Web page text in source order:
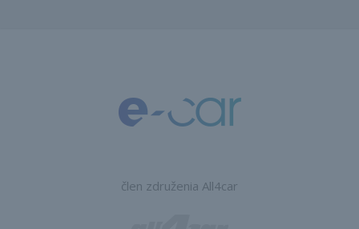
člen združenia All4car